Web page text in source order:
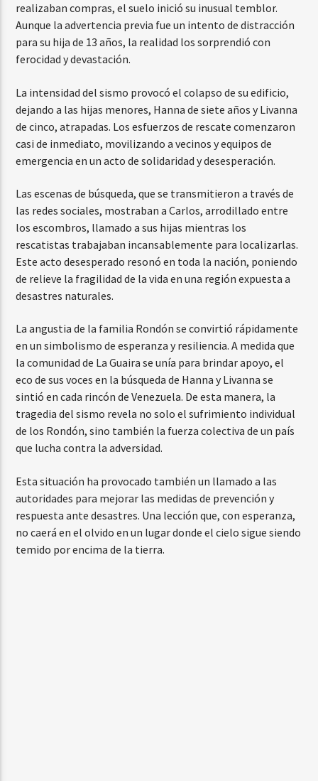
realizaban compras, el suelo inició su inusual temblor.
Aunque la advertencia previa fue un intento de distracción
para su hija de 13 años, la realidad los sorprendió con
ferocidad y devastación.
La intensidad del sismo provocó el colapso de su edificio,
dejando a las hijas menores, Hanna de siete años y Livanna
de cinco, atrapadas. Los esfuerzos de rescate comenzaron
casi de inmediato, movilizando a vecinos y equipos de
emergencia en un acto de solidaridad y desesperación.
Las escenas de búsqueda, que se transmitieron a través de
las redes sociales, mostraban a Carlos, arrodillado entre
los escombros, llamado a sus hijas mientras los
rescatistas trabajaban incansablemente para localizarlas.
Este acto desesperado resonó en toda la nación, poniendo
de relieve la fragilidad de la vida en una región expuesta a
desastres naturales.
La angustia de la familia Rondón se convirtió rápidamente
en un simbolismo de esperanza y resiliencia. A medida que
la comunidad de La Guaira se unía para brindar apoyo, el
eco de sus voces en la búsqueda de Hanna y Livanna se
sintió en cada rincón de Venezuela. De esta manera, la
tragedia del sismo revela no solo el sufrimiento individual
de los Rondón, sino también la fuerza colectiva de un país
que lucha contra la adversidad.
Esta situación ha provocado también un llamado a las
autoridades para mejorar las medidas de prevención y
respuesta ante desastres. Una lección que, con esperanza,
no caerá en el olvido en un lugar donde el cielo sigue siendo
temido por encima de la tierra.